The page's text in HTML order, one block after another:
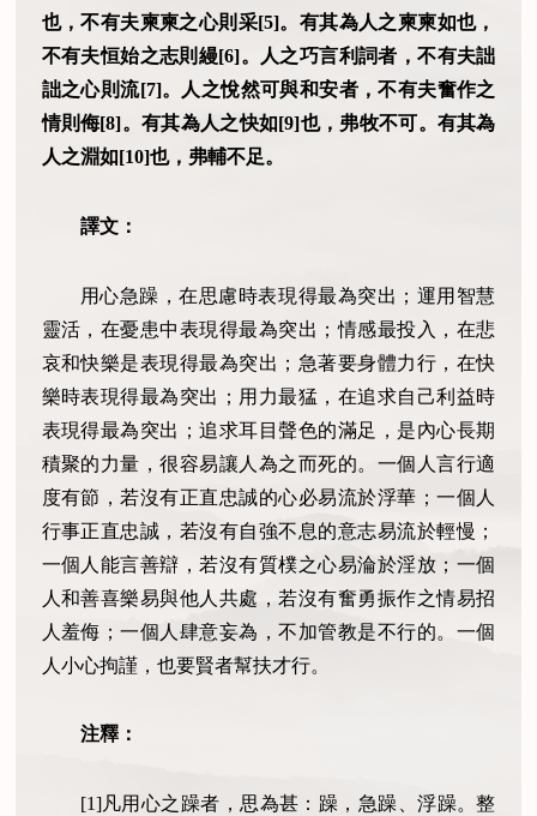
也，不有夫柬柬之心則采[5]。有其為人之柬柬如也，
不有夫恒始之志則縵[6]。人之巧言利詞者，不有夫詘
詘之心則流[7]。人之悅然可與和安者，不有夫奮作之
情則侮[8]。有其為人之快如[9]也，弗牧不可。有其為
人之淵如[10]也，弗輔不足。
譯文：
用心急躁，在思慮時表現得最為突出；運用智慧
靈活，在憂患中表現得最為突出；情感最投入，在悲
哀和快樂是表現得最為突出；急著要身體力行，在快
樂時表現得最為突出；用力最猛，在追求自己利益時
表現得最為突出；追求耳目聲色的滿足，是內心長期
積聚的力量，很容易讓人為之而死的。一個人言行適
度有節，若沒有正直忠誠的心必易流於浮華；一個人
行事正直忠誠，若沒有自強不息的意志易流於輕慢；
一個人能言善辯，若沒有質樸之心易淪於淫放；一個
人和善喜樂易與他人共處，若沒有奮勇振作之情易招
人羞侮；一個人肆意妄為，不加管教是不行的。一個
人小心拘謹，也要賢者幫扶才行。
注釋：
[1]凡用心之躁者，思為甚：躁，急躁、浮躁。整